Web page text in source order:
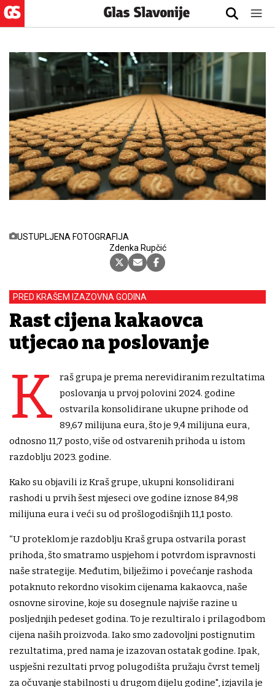
USTUPLJENA FOTOGRAFIJA29.7.2024., 16:36
Zdenka Rupčić
PRED KRAŠEM IZAZOVNA GODINA
Rast cijena kakaovca
utjecao na poslovanje
K
raš grupa je prema nerevidiranim rezultatima
poslovanja u prvoj polovini 2024. godine
ostvarila konsolidirane ukupne prihode od
89,67 milijuna eura, što je 9,4 milijuna eura,
odnosno 11,7 posto, više od ostvarenih prihoda u istom
razdoblju 2023. godine.
Kako su objavili iz Kraš grupe, ukupni konsolidirani
rashodi u prvih šest mjeseci ove godine iznose 84,98
milijuna eura i veći su od prošlogodišnjih 11,1 posto.
“U proteklom je razdoblju Kraš grupa ostvarila porast
prihoda, što smatramo uspjehom i potvrdom ispravnosti
naše strategije. Međutim, bilježimo i povećanje rashoda
potaknuto rekordno visokim cijenama kakaovca, naše
osnovne sirovine, koje su dosegnule najviše razine u
posljednjih pedeset godina. To je rezultiralo i prilagodbom
cijena naših proizvoda. Iako smo zadovoljni postignutim
rezultatima, pred nama je izazovan ostatak godine. Ipak,
uspješni rezultati prvog polugodišta pružaju čvrst temelj
za očuvanje stabilnosti u drugom dijelu godine", izjavila je